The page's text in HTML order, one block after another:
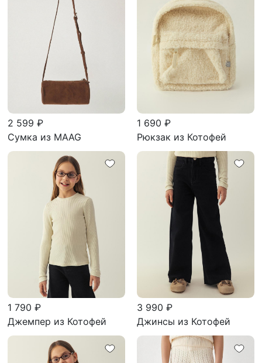
2 599 ₽
Сумка из MAAG
1 690 ₽
Рюкзак из Котофей
1 790 ₽
Джемпер из Котофей
3 990 ₽
Джинсы из Котофей